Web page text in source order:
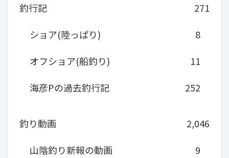
釣行記
271
ショア(陸っぱり)
8
オフショア(船釣り)
11
海彦Pの過去釣行記
252
釣り動画
2,046
山陰釣り新報の動画
9